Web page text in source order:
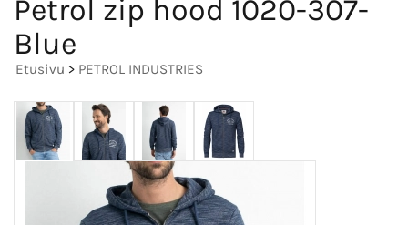
Petrol zip hood 1020-307-
Blue
Etusivu > PETROL INDUSTRIES